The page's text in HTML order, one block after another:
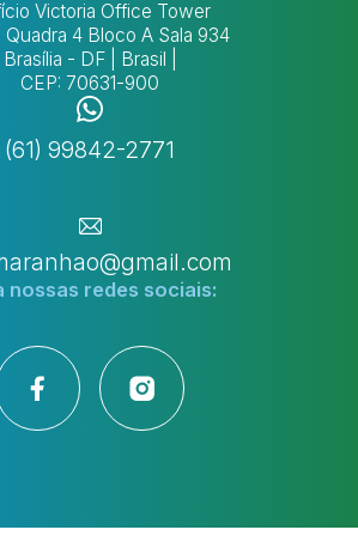
Victoria Office Tower
Quadra 4 Bloco A Sala 934
Brasília - DF | Brasil |
CEP: 70631-900
(61) 99842-2771
nossas redes sociais: